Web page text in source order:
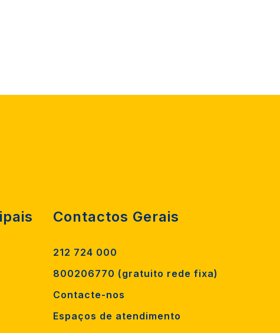
Contactos Gerais
212 724 000
800206770 (gratuito rede fixa)
Contacte-nos
Espaços de atendimento